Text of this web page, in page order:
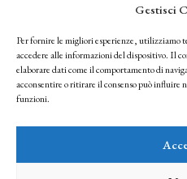
Gestisci
Per fornire le migliori esperienze, utilizziamo
accedere alle informazioni del dispositivo. Il
elaborare dati come il comportamento di
acconsentire o ritirare il consenso può influire
funzioni.
Facendo clic per iscriverti, riconosci che
seguendo la nostra Privacy Policy
© 2025 Istituto Matteucci. All right reserved
l’autorizzazione scritta dei proprietari dei